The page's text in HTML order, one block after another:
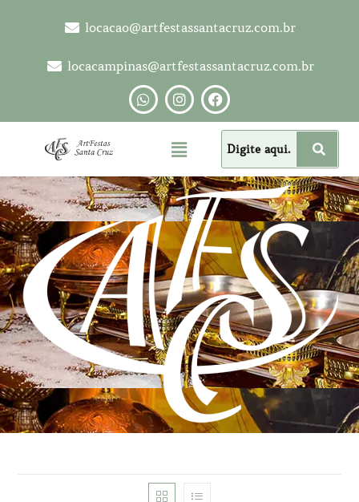
locacao@artfestassantacruz.com.br
locacampinas@artfestassantacruz.com.br